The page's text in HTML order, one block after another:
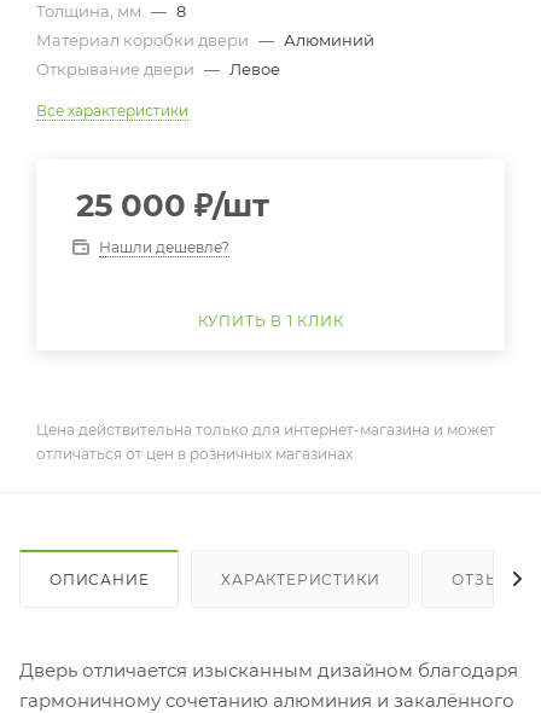
Толщина, мм — 8
Материал коробки двери — Алюминий
Открывание двери — Левое
Все характеристики
25 000 ₽/шт
Нашли дешевле?
КУПИТЬ В 1 КЛИК
Цена действительна только для интернет-магазина и может
отличаться от цен в розничных магазинах
ОПИСАНИЕ ХАРАКТЕРИСТИКИ ОТЗЫВЫ
Дверь отличается изысканным дизайном благодаря
гармоничному сочетанию алюминия и закалённого